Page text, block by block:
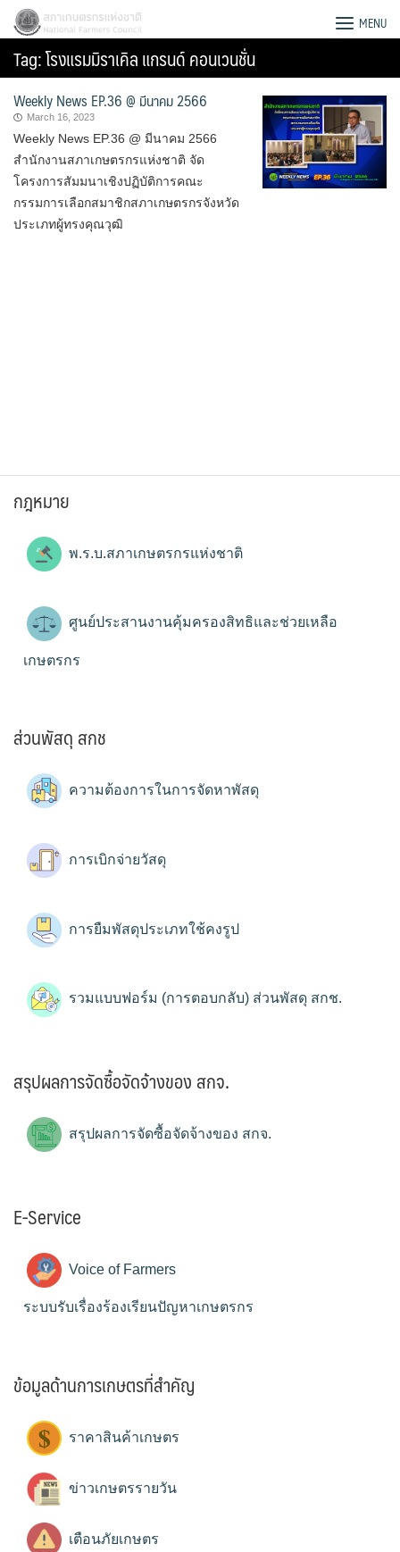
Skip
content
สภาเกษตรกรแห่งชาติ MENU
Tag:โรงแรมมิราเคิล แกรนด์ คอนเวนชั่น
Weekly News EP.36 @ มีนาคม 2566
March 16, 2023
Weekly News EP.36 @ มีนาคม 2566
สำนักงานสภาเกษตรกรแห่งชาติ จัด
โครงการสัมมนาเชิงปฏิบัติการคณะ
กรรมการเลือกสมาชิกสภาเกษตรกรจังหวัด
ประเภทผู้ทรงคุณวุฒิ
กฎหมาย
พ.ร.บ.สภาเกษตรกรแห่งชาติ
ศูนย์ประสานงานคุ้มครองสิทธิและช่วยเหลือ
เกษตรกร
ส่วนพัสดุ สกช
ความต้องการในการจัดหาพัสดุ
การเบิกจ่ายวัสดุ
การยืมพัสดุประเภทใช้คงรูป
รวมแบบฟอร์ม (การตอบกลับ) ส่วนพัสดุ สกช.
สรุปผลการจัดซื้อจัดจ้างของ สกจ.
สรุปผลการจัดซื้อจัดจ้างของ สกจ.
E-Service
Voice of Farmers
ระบบรับเรื่องร้องเรียนปัญหาเกษตรกร
ข้อมูลด้านการเกษตรที่สำคัญ
ราคาสินค้าเกษตร
ข่าวเกษตรรายวัน
เตือนภัยเกษตร